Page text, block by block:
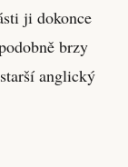
ji dokonce
brzy
anglický